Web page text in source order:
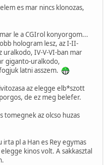
es mar nincs klonozas,
le a CGIrol konyorgom...
hologram lesz, az I-II-
IV-V-VI-ban mar
giganto-uralkodo,
latni asszem.
az elegge elb*szott
de ez meg belefer.
tomegnek az olcso huzas
pl a Han es Rey egymas
kinos volt. A sakkasztal